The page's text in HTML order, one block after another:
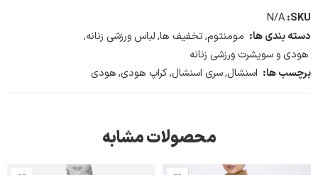
SKU:
N/A
دسته بندی ها: مومنتوم,تخفیف ها,لباس ورزشی زنانه,
هودی و سویشرت ورزشی زنانه
برچسب ها: اسنشال,سری اسنشال,کراپ هودی,هودی
محصولات مشابه